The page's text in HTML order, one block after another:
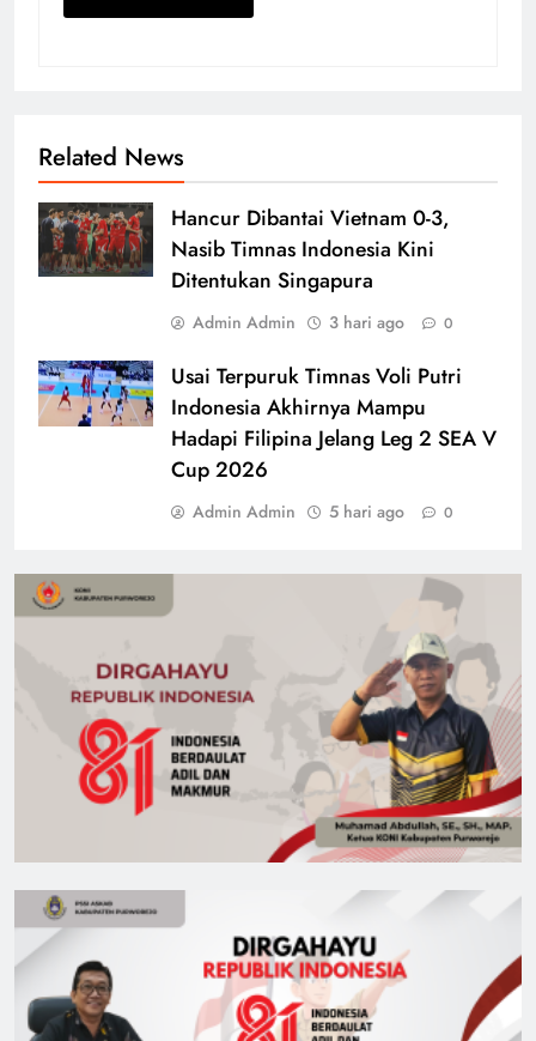
Related News
Hancur Dibantai Vietnam 0-3,
Nasib Timnas Indonesia Kini
Ditentukan Singapura
Admin Admin 3 hari ago 0
Usai Terpuruk Timnas Voli Putri
Indonesia Akhirnya Mampu
Hadapi Filipina Jelang Leg 2 SEA V
Cup 2026
Admin Admin 5 hari ago 0